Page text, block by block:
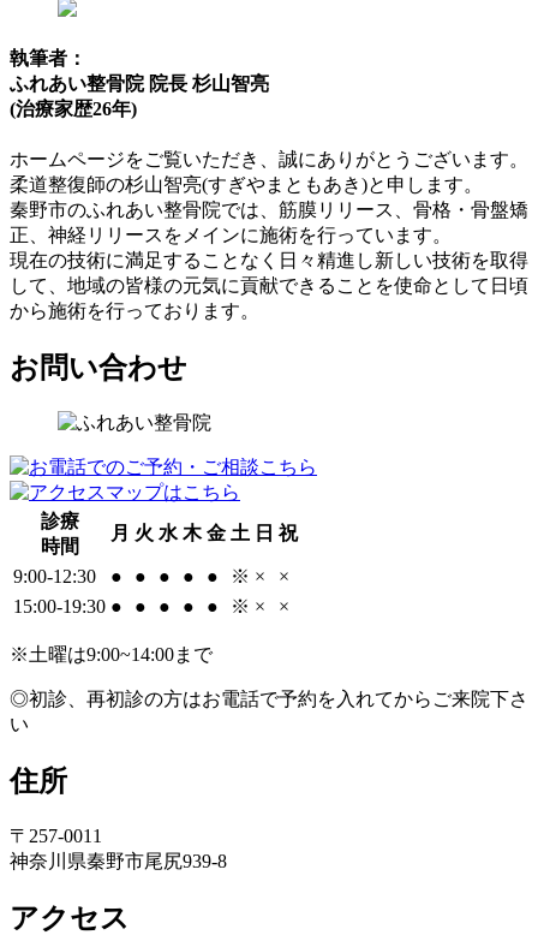
執筆者：
ふれあい整骨院 院長 杉山智亮
(治療家歴26年)
ホームページをご覧いただき、誠にありがとうございます。
柔道整復師の杉山智亮(すぎやまともあき)と申します。
秦野市のふれあい整骨院では、筋膜リリース、骨格・骨盤矯
正、神経リリースをメインに施術を行っています。
現在の技術に満足することなく日々精進し新しい技術を取得
して、地域の皆様の元気に貢献できることを使命として日頃
から施術を行っております。
お問い合わせ
診療
時間
月 火 水 木 金 土 日 祝
9:00-12:30 ● ● ● ● ● ※ ×
×
15:00-19:30 ● ● ● ● ● ※ × ×
※土曜は9:00~14:00まで
◎初診、再初診の方はお電話で予約を入れてからご来院下さ
い
住所
〒257-0011
神奈川県秦野市尾尻939-8
アクセス